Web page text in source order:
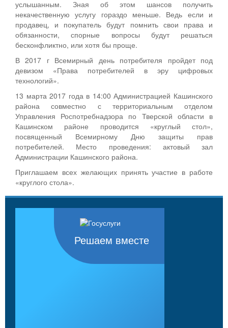
услышанным. Зная об этом шансов получить
некачественную услугу гораздо меньше. Ведь если и
продавец, и покупатель будут помнить свои права и
обязанности, спорные вопросы будут решаться
бесконфликтно, или хотя бы проще.
В 2017 г Всемирный день потребителя пройдет под
девизом «Права потребителей в эру цифровых
технологий».
13 марта 2017 года в 14:00 Администрацией Кашинского
района совместно с территориальным отделом
Управления Роспотребнадзора по Тверской области в
Кашинском районе проводится «круглый стол»,
посвященный Всемирному Дню защиты прав
потребителей. Место проведения: актовый зал
Администрации Кашинского района.
Приглашаем всех желающих принять участие в работе
«круглого стола».
Решаем вместе